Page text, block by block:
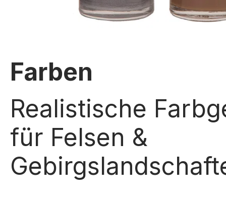
Farben
Realistische
für Felsen &